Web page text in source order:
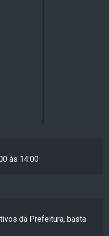
às 14:00
da Prefeitura, basta